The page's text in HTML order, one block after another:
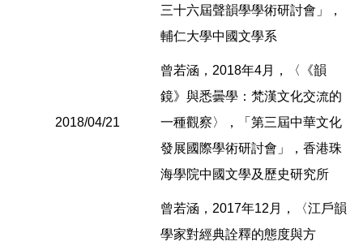
三十六屆聲韻學學術研討會」，
輔仁大學中國文學系
2018/04/21
曾若涵，2018年4月，〈《韻
鏡》與悉曇學：梵漢文化交流的
一種觀察〉，「第三屆中華文化
發展國際學術研討會」，香港珠
海學院中國文學及歷史研究所
曾若涵，2017年12月，〈江戶韻
學家對經典詮釋的態度與方